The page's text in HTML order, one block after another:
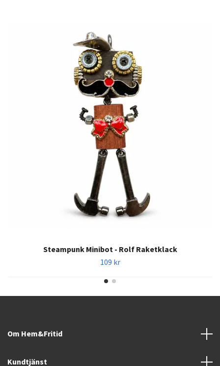
Steampunk Minibot - Rolf Raketklack
109 kr
Om Hem&Fritid
Kundtjänst